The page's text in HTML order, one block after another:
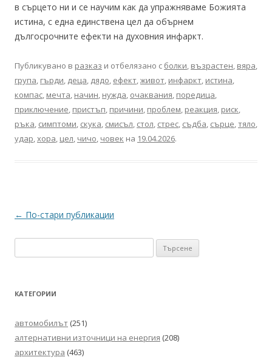
в сърцето ни и се научим как да упражняваме Божията
истина, с една единствена цел да обърнем
дългосрочните ефекти на духовния инфаркт.
Публикувано в разказ и отбелязано с болки възрастен вяра
група гърди деца дядо ефект живот инфаркт истина
компас мечта начин нужда очаквания поредица
приключение пристъп причини проблем реакция риск
ръка симптоми скука смисъл стол стрес съдба сърце тяло
удар хора цел чичо човек на 19.04.2026.
Навигация
← По-стари публикации
за:
КАТЕГОРИИ
автомобилът (251)
алтернативни източници на енергия (208)
архитектура (463)